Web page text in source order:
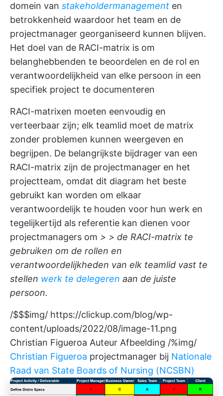
domein van stakeholdermanagement en
betrokkenheid waardoor het team en de
projectmanager georganiseerd kunnen blijven.
Het doel van de RACI-matrix is om
belanghebbenden te beoordelen en de rol en
verantwoordelijkheid van elke persoon in een
specifiek project te documenteren
RACI-matrixen moeten eenvoudig en
verteerbaar zijn; elk teamlid moet de matrix
zonder problemen kunnen weergeven en
begrijpen. De belangrijkste bijdrager van een
RACI-matrix zijn de projectmanager en het
projectteam, omdat dit diagram het beste
gebruikt kan worden om elkaar
verantwoordelijk te houden voor hun werk en
tegelijkertijd als referentie kan dienen voor
projectmanagers om > > de RACI-matrix te
gebruiken om de rollen en
verantwoordelijkheden van elk teamlid vast te
stellen werk te delegeren aan de juiste
persoon.
/$$$img/ https://clickup.com/blog/wp-
content/uploads/2022/08/image-11.png
Christian Figueroa Auteur Afbeelding /%img/
Christian Figueroa projectmanager bij Nationale
Raad van State Boards of Nursing (NCSBN)